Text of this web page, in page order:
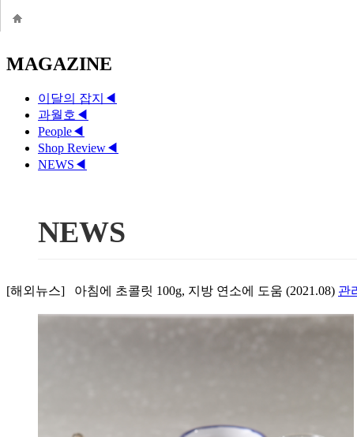
MAGAZINE
이달의 잡지 ◀
과월호 ◀
People◀
Shop Review◀
NEWS ◀
NEWS
[해외뉴스] 아침에 초콜릿 100g, 지방 연소에 도움 (2021.08) 관